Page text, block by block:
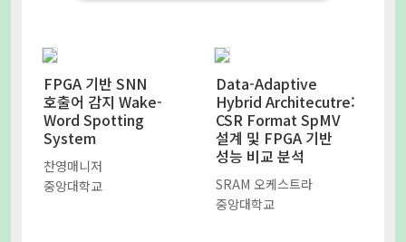
FPGA 기반 SNN
호출어 감지 Wake-
Word Spotting
System
찬영매니저
중앙대학교
Data-Adaptive
Hybrid Architecutre:
CSR Format SpMV
설계 및 FPGA 기반
성능 비교 분석
SRAM 오케스트라
중앙대학교